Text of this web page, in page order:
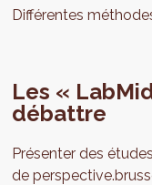
Différentes
Les «
débattre
Présenter des
de